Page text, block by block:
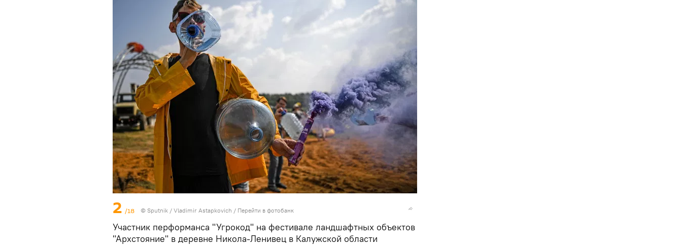
2 /18 © Sputnik / Vladimir Astapkovich / Перейти в фотобанк
Участник перформанса "Угрокод" на фестивале ландшафтных объектов
"Архстояние" в деревне Никола-Ленивец в Калужской области